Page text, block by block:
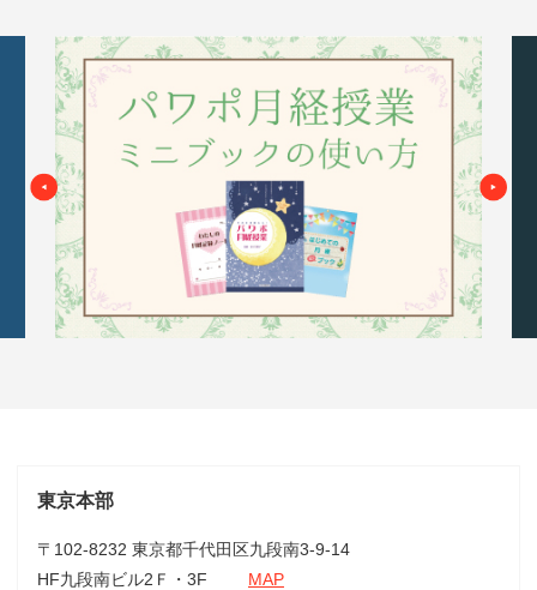
東京本部
〒102-8232 東京都千代田区九段南3-9-14
HF九段南ビル2Ｆ・3F
MAP